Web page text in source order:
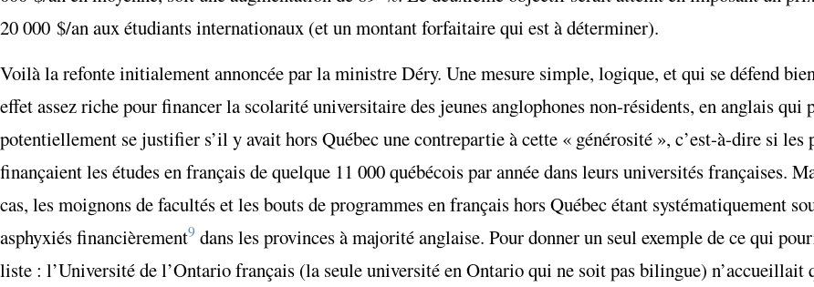
20 000 $/an aux étudiants internationaux (et un montant forfaitaire qui est à déterminer).
Voilà la refonte initialement annoncée par la ministre Déry. Une mesure simple, logique, et qui se défend
effet assez riche pour financer la scolarité universitaire des jeunes anglophones non-résidents, en anglais qui
potentiellement se justifier s’il y avait hors Québec une contrepartie à cette « générosité », c’est-à-dire si les
finançaient les études en français de quelque 11 000 québécois par année dans leurs universités françaises.
cas, les moignons de facultés et les bouts de programmes en français hors Québec étant systématiquement
asphyxiés financièrement9 dans les provinces à majorité anglaise. Pour donner un seul exemple de ce qui
liste : l’Université de l’Ontario français (la seule université en Ontario qui ne soit pas bilingue) n’accueillait